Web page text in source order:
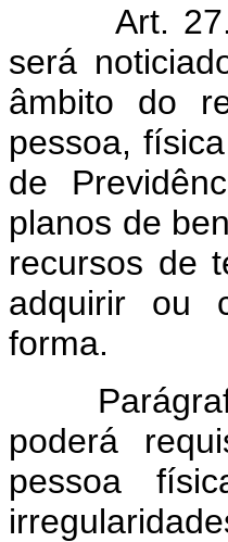
Art. 27.
será
âmbito do
pessoa,
de
planos de
recursos de
adquirir ou
forma.
Parágrafo
poderá
pessoa